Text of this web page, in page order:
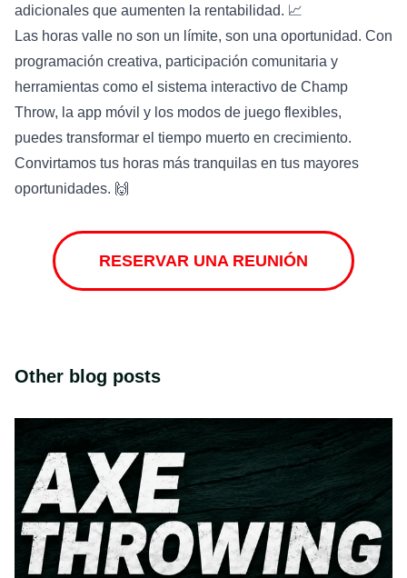
adicionales que aumenten la rentabilidad. 📈
Las horas valle no son un límite, son una oportunidad. Con
programación creativa, participación comunitaria y
herramientas como el sistema interactivo de Champ
Throw, la app móvil y los modos de juego flexibles,
puedes transformar el tiempo muerto en crecimiento.
Convirtamos tus horas más tranquilas en tus mayores
oportunidades. 🙌
RESERVAR UNA REUNIÓN
Other blog posts